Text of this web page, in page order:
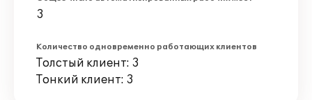
3
Количество одновременно работающих клиентов
Толстый клиент: 3
Тонкий клиент: 3